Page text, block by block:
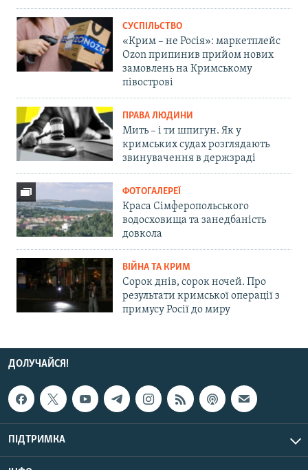
СУСПІЛЬСТВО
«Крим – не Росія»: маркетплейс
Ozon припинив прийом нових
замовлень на Кримському
півострові
ПРАВА ЛЮДИНИ
Мить – і ти шпигун. Як у
кримських судах розглядають
звинувачення в держзраді
ФОТОГАЛЕРЕЇ
Краса Сімферопольського
водосховища та занедбаність
довкола
ВІЙНА ТА КРИМ
Сорок днів, сорок ночей. Про
результати кримської операції з
примусу Росії до миру
ДОЛУЧАЙСЯ!
ПІДТРИМКА